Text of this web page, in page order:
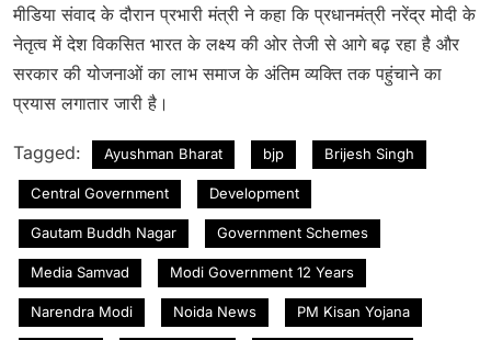
मीडिया संवाद के दौरान प्रभारी मंत्री ने कहा कि प्रधानमंत्री नरेंद्र मोदी के
नेतृत्व में देश विकसित भारत के लक्ष्य की ओर तेजी से आगे बढ़ रहा है और
सरकार की योजनाओं का लाभ समाज के अंतिम व्यक्ति तक पहुंचाने का
प्रयास लगातार जारी है।
Tagged: Ayushman Bharat bjp Brijesh Singh
Central Government Development
Gautam Buddh Nagar Government Schemes
Media Samvad Modi Government 12 Years
Narendra Modi Noida News PM Kisan Yojana